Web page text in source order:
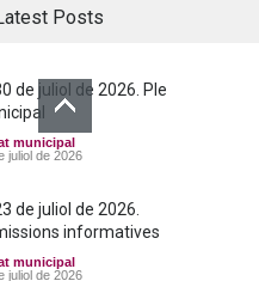
Posts
de juliol de 2026. Ple
municipal
juliol de 2026
de juliol de 2026.
informatives
municipal
juliol de 2026